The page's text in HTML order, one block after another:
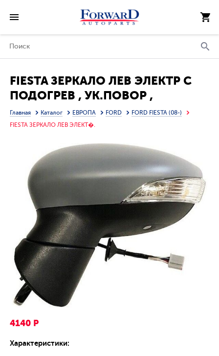
FIESTA ЗЕРКАЛО ЛЕВ ЭЛЕКТР С
ПОДОГРЕВ , УК.ПОВОР ,
АВТОСКЛАДЫВ , ПОДСВЕТ
(ASPHERICAL) (ТАЙВАНЬ)
Главная Каталог ЕВРОПА FORD
FORD FIESTA (08-)
FIESTA ЗЕРКАЛО ЛЕВ ЭЛЕКТ�.
4140 Р
Характеристики: